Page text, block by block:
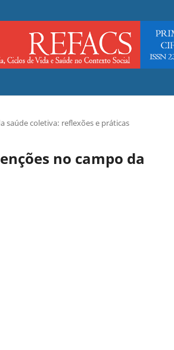
saúde coletiva: reflexões e práticas
no campo da